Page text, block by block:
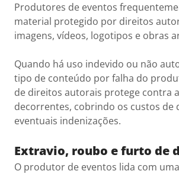
Produtores de eventos
material protegido por direitos
imagens, vídeos, logotipos e obras
Quando há uso indevido ou não
tipo de conteúdo por falha do
de direitos autorais protege contra
decorrentes, cobrindo os custos de
eventuais indenizações.
Extravio, roubo e furto de
O produtor de eventos lida com